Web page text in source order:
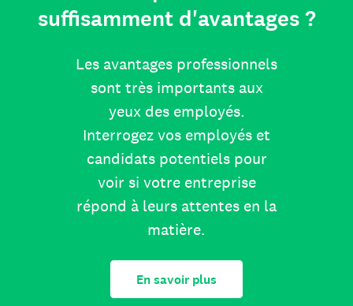
suffisamment d'avantages ?
Les avantages professionnels
sont très importants aux
yeux des employés.
Interrogez vos employés et
candidats potentiels pour
voir si votre entreprise
répond à leurs attentes en la
matière.
En savoir plus